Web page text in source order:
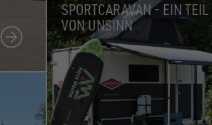
SPORTCARAVAN - EIN TEIL
VON UNSINN